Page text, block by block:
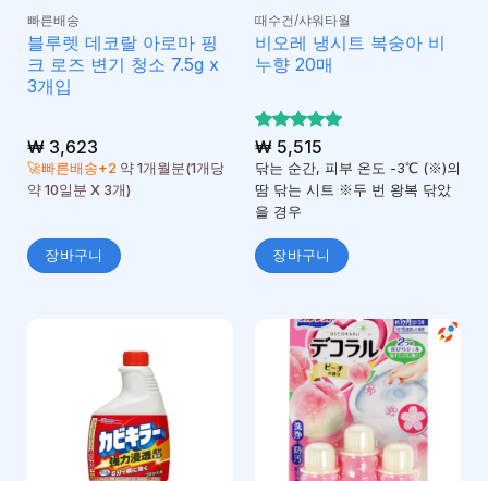
빠른배송
블루렛 데코랄 아로마 핑
크 로즈 변기 청소 7.5g x
3개입
₩3,623
🚀빠른배송+2 약 1개월분(1개당
약 10일분 X 3개)
장바구니
때수건/샤워타월
비오레 냉시트 복숭아 비
누향 20매
5 중에서
5로 평가
됨
₩5,515
닦는 순간, 피부 온도 -3℃ (※)의
땀 닦는 시트 ※두 번 왕복 닦았
을 경우
장바구니